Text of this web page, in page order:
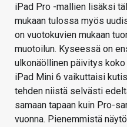
iPad Pro -mallien lisäksi
mukaan tulossa myös
on vuotokuvien mukaan
muotoilun. Kyseessä on
ulkonäöllinen päivitys
iPad Mini 6 vaikuttaisi
tehden niistä selvästi
samaan tapaan kuin Pro-
vuonna. Pienemmistä